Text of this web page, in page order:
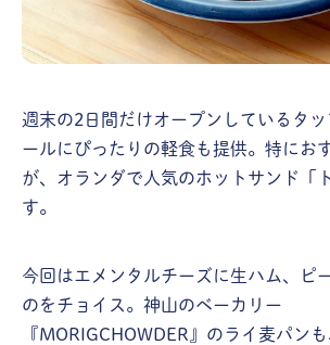
週末の2日間だけオープンしているタ
ールにぴったりの軽食も提供。特にお
が、オランダで人気のホットサンド「
す。
今回はエメンタルチーズに生ハム、ピ
のをチョイス。神山のベーカリー
『MORIGCHOWDER』のライ麦パン